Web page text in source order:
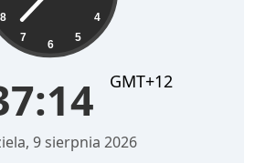
4
5
6
7
8
GMT+12
9 sierpnia 2026